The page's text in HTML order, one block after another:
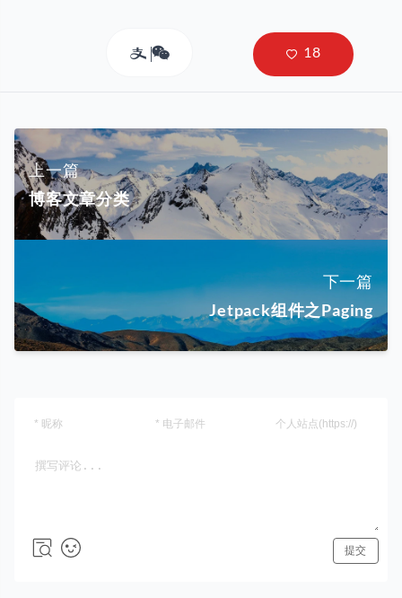
上一篇
博客文章分类
下一篇
Jetpack组件之Paging